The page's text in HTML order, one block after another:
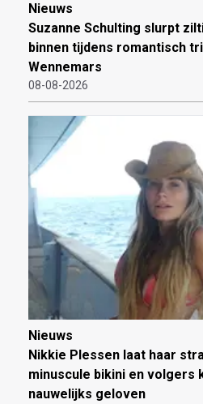
Nieuws
Suzanne Schulting slurpt
binnen tijdens romantisch
Wennemars
08-08-2026
Nieuws
Nikkie Plessen laat haar
minuscule bikini en volgers
nauwelijks geloven